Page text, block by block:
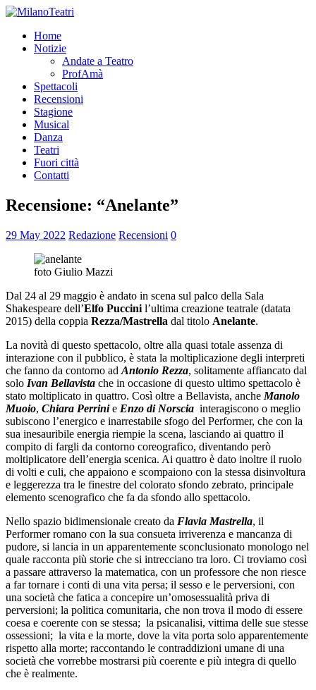
Home
Notizie
Andate a Teatro
ProfAmà
Spettacoli
Recensioni
Stagione
Musical
Danza
Teatri
Fuori città
Contatti
Recensione: “Anelante”
29 May 2022 Redazione Recensioni 0
foto Giulio Mazzi
Dal 24 al 29 maggio è andato in scena sul palco della Sala
Shakespeare dell’Elfo Puccini l’ultima creazione teatrale (datata
2015) della coppia Rezza/Mastrella dal titolo Anelante.
La novità di questo spettacolo, oltre alla quasi totale assenza di
interazione con il pubblico, è stata la moltiplicazione degli interpreti
che fanno da contorno ad Antonio Rezza, solitamente affiancato dal
solo Ivan Bellavista che in occasione di questo ultimo spettacolo è
stato moltiplicato in quattro. Così oltre a Bellavista, anche Manolo
Muoio, Chiara Perrinie Enzo di Norscia interagiscono o meglio
subiscono l’energico e inarrestabile sfogo del Performer, che con la
sua inesauribile energia riempie la scena, lasciando ai quattro il
compito di fargli da contorno coreografico, diventando però
moltiplicatore dell’energia scenica. Ai quattro è dato inoltre il ruolo
di volti e culi, che appaiono e scompaiono con la stessa disinvoltura
e leggerezza tra le finestre del colorato sfondo zebrato, principale
elemento scenografico che fa da sfondo allo spettacolo.
Nello spazio bidimensionale creato da Flavia Mastrella, il
Performer romano con la sua consueta irriverenza e mancanza di
pudore, si lancia in un apparentemente sconclusionato monologo nel
quale racconta più storie che si intrecciano tra loro. Ci troviamo così
a passare attraverso la matematica, con un professore che non riesce
a far tornare i conti di una vita persa; il sesso e le perversioni, con
una società che fatica a concepire un’omosessualità priva di
perversioni; la politica comunitaria, che non trova il modo di essere
coesa e coerente con se stessa; la psicanalisi, vittima delle sue stesse
ossessioni; la vita e la morte, dove la vita porta solo apparentemente
rispetto alla morte; raccontando le contraddizioni umane di una
società che vorrebbe mostrarsi più coerente e più integra di quello
che è realmente.